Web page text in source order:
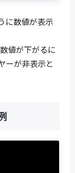
に数値が表示
値が下がるに
ーが非表示と